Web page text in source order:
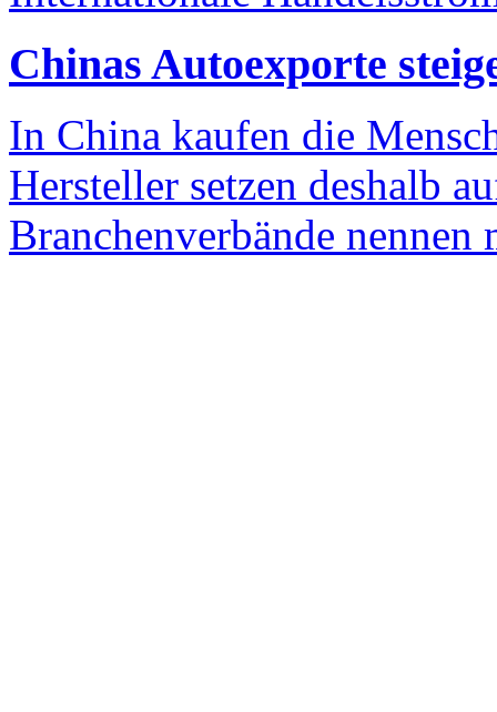
Chinas Autoexporte
In China kaufen die
Hersteller setzen deshalb
Branchenverbände nennen